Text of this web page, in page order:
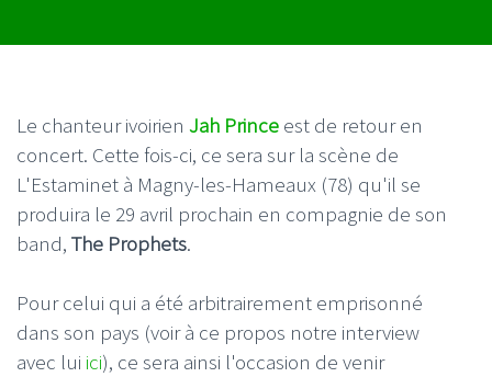
Le chanteur ivoirien Jah Prince est de retour en
concert. Cette fois-ci, ce sera sur la scène de
L'Estaminet à Magny-les-Hameaux (78) qu'il se
produira le 29 avril prochain en compagnie de son
band, The Prophets.
Pour celui qui a été arbitrairement emprisonné
dans son pays (voir à ce propos notre interview
avec lui ici), ce sera ainsi l'occasion de venir